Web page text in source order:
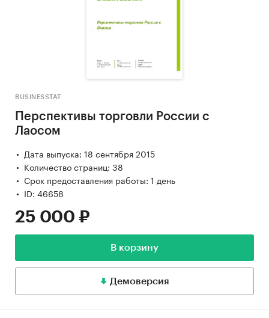
BUSINESSTAT
Перспективы торговли России с
Лаосом
Дата выпуска: 18 сентября 2015
Количество страниц: 38
Срок предоставления работы: 1 день
ID: 46658
25 000 ₽
В корзину
Демоверсия